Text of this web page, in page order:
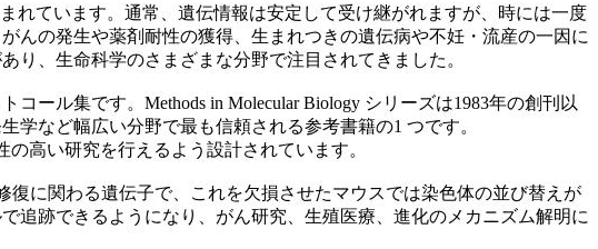
れています。通常、遺伝情報は安定して受け継がれますが、時には一度
んの発生や薬剤耐性の獲得、生まれつきの遺伝病や不妊・流産の一因に
り、生命科学のさまざまな分野で注目されてきました。
ール集です。Methods in Molecular Biology シリーズは1983年の創刊以
など幅広い分野で最も信頼される参考書籍の1 つです。
高い研究を行えるよう設計されています。
復に関わる遺伝子で、これを欠損させたマウスでは染色体の並び替えが
追跡できるようになり、がん研究、生殖医療、進化のメカニズム解明に